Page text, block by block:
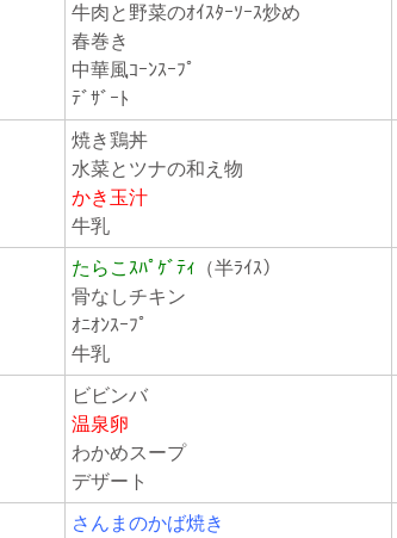
牛肉と野菜のｵｲｽﾀｰｿｰｽ炒め
春巻き
中華風ｺｰﾝｽｰﾌﾟ
ﾃﾞｻﾞｰﾄ
焼き鶏丼
水菜とツナの和え物
かき玉汁
牛乳
たらこｽﾊﾟｹﾞﾃｨ （半ﾗｲｽ）
骨なしチキン
ｵﾆｵﾝｽｰﾌﾟ
牛乳
ビビンバ
温泉卵
わかめスープ
デザート
さんまのかば焼き